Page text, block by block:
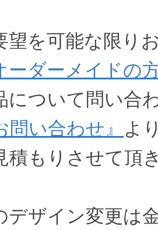
望を可能な限り
ーダーメイドの
について問い合
問い合わせ』
よ
積もりさせて頂
デザイン変更は